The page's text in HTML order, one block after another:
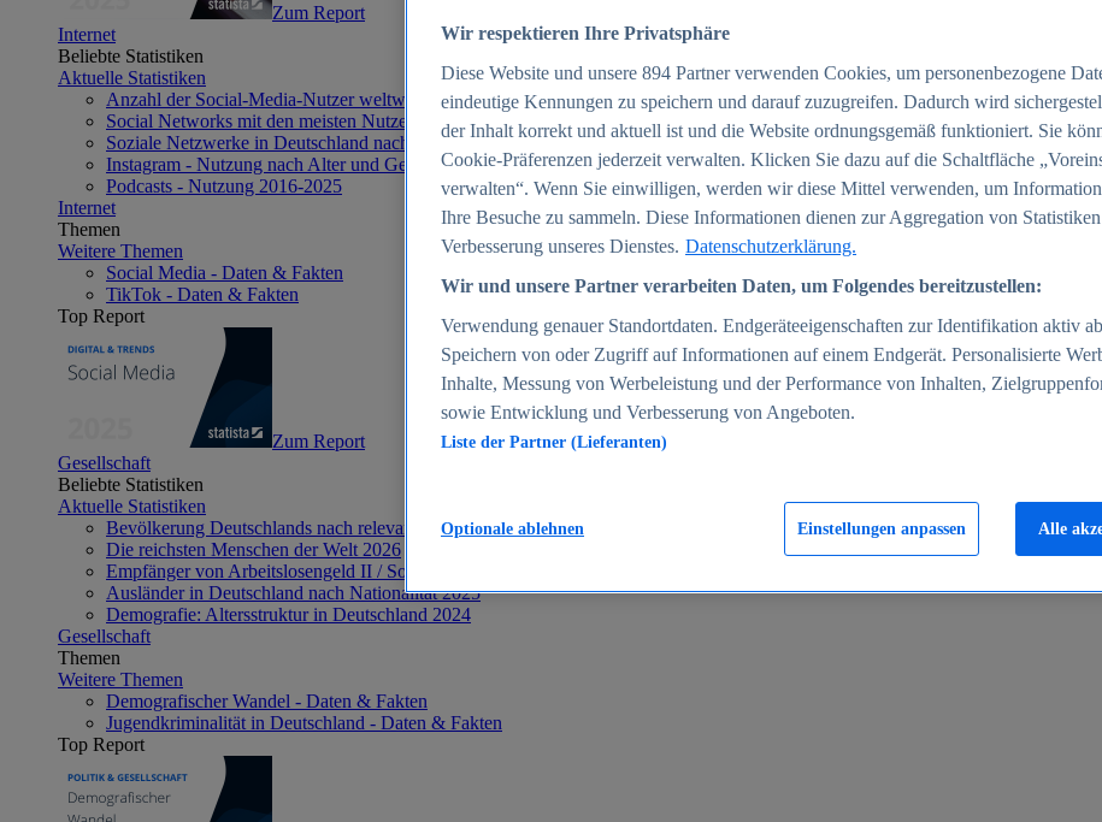
Zum Report
Internet
Beliebte Statistiken
Aktuelle Statistiken
Anzahl der Social-Media-Nutzer weltweit 2012-2025
Social Networks mit den meisten Nutzern weltweit 2025
Soziale Netzwerke in Deutschland nach Generationen 2025
Instagram - Nutzung nach Alter und Geschlecht in Deutschland 2025
Podcasts - Nutzung 2016-2025
Internet
Themen
Weitere Themen
Social Media - Daten & Fakten
TikTok - Daten & Fakten
Top Report
Zum Report
Gesellschaft
Beliebte Statistiken
Aktuelle Statistiken
Bevölkerung Deutschlands nach relevanten Altersgruppen 2024
Die reichsten Menschen der Welt 2026
Empfänger von Arbeitslosengeld II / Sozialgeld / Bürgergeld in Deutschland 2005-2025
Ausländer in Deutschland nach Nationalität 2025
Demografie: Altersstruktur in Deutschland 2024
Gesellschaft
Themen
Weitere Themen
Demografischer Wandel - Daten & Fakten
Jugendkriminalität in Deutschland - Daten & Fakten
Top Report
Wir respektieren Ihre Privatsphäre
Diese Website und unsere 894 Partner verwenden Cookies, um personenbezogene
eindeutige Kennungen zu speichern und darauf zuzugreifen. Dadurch wird
der Inhalt korrekt und aktuell ist und die Website ordnungsgemäß funktioniert. Sie
Cookie-Präferenzen jederzeit verwalten. Klicken Sie dazu auf die Schaltfläche
verwalten“. Wenn Sie einwilligen, werden wir diese Mittel verwenden, um
Ihre Besuche zu sammeln. Diese Informationen dienen zur Aggregation von
Verbesserung unseres Dienstes. Datenschutzerklärung.
Wir und unsere Partner verarbeiten Daten, um Folgendes bereitzustellen:
Verwendung genauer Standortdaten. Endgeräteeigenschaften zur Identifikation aktiv
Speichern von oder Zugriff auf Informationen auf einem Endgerät. Personalisierte
Inhalte, Messung von Werbeleistung und der Performance von Inhalten,
sowie Entwicklung und Verbesserung von Angeboten.
Liste der Partner (Lieferanten)
Einstellungen anpassen
Optionale ablehnen Alle